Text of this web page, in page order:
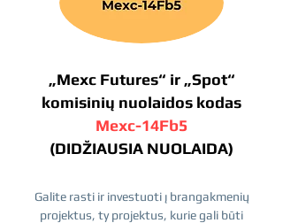
„Mexc Futures“ ir „Spot“
komisinių nuolaidos kodas
Mexc-14Fb5
(DIDŽIAUSIA NUOLAIDA)
Galite rasti ir investuoti į brangakmenių
projektus, ty projektus, kurie gali būti